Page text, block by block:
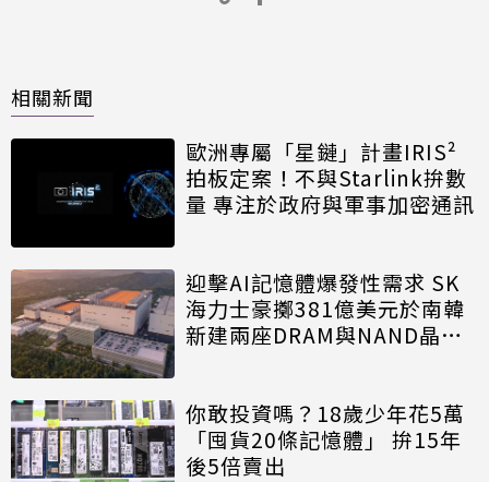
相關新聞
歐洲專屬「星鏈」計畫IRIS²
拍板定案！不與Starlink拚數
量 專注於政府與軍事加密通訊
迎擊AI記憶體爆發性需求 SK
海力士豪擲381億美元於南韓
新建兩座DRAM與NAND晶圓
你敢投資嗎？18歲少年花5萬
「囤貨20條記憶體」 拚15年
後5倍賣出